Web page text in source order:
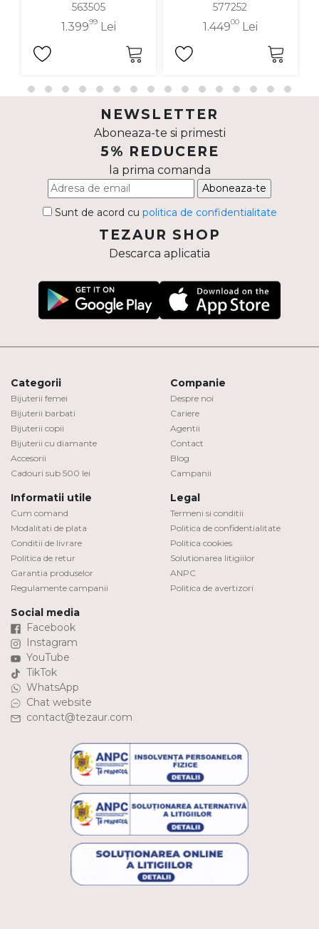
563505
1.39999Lei
577252
1.44900Lei
NEWSLETTER
Aboneaza-te si primesti
5% REDUCERE
la prima comanda
Aboneaza-te
Sunt de acord cu politica de confidentialitate
TEZAUR SHOP
Descarca aplicatia
Categorii
Bijuterii femei
Bijuterii barbati
Bijuterii copii
Bijuterii cu diamante
Accesorii
Cadouri sub 500 lei
Companie
Despre noi
Cariere
Agentii
Contact
Blog
Campanii
Informatii utile
Cum comand
Modalitati de plata
Conditii de livrare
Politica de retur
Garantia produselor
Regulamente campanii
Legal
Termeni si conditii
Politica de confidentialitate
Politica cookies
Solutionarea litigiilor
ANPC
Politica de avertizori
Social media
Facebook
Instagram
YouTube
TikTok
WhatsApp
Chat website
contact@tezaur.com